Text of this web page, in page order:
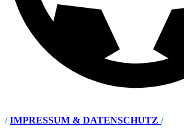
/ IMPRESSUM & DATENSCHUTZ /